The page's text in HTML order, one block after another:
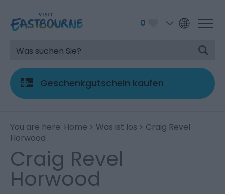
0
Geschenkgutschein kaufen
You are here: Home > Was ist los > Craig Revel
Horwood
Craig Revel
Horwood